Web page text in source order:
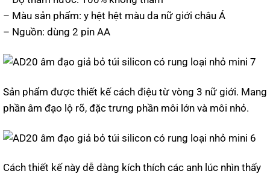
– Màu sản phẩm: y hệt hệt màu da nữ giới châu Á
– Nguồn: dùng 2 pin AA
Sản phẩm được thiết kế cách điệu từ vòng 3 nữ giới. Mang
phần âm đạo lộ rõ, đặc trưng phần môi lớn và môi nhỏ.
Cách thiết kế này dễ dàng kích thích các anh lúc nhìn thấy